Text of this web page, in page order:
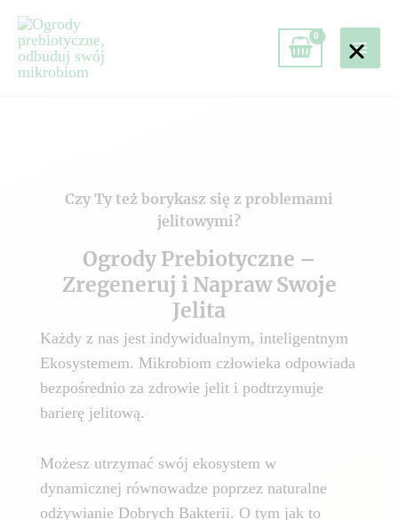
Czy Ty też borykasz się z problemami
jelitowymi?
Ogrody Prebiotyczne –
Zregeneruj i Napraw Swoje
Jelita
Każdy z nas jest indywidualnym, inteligentnym
Ekosystemem. Mikrobiom człowieka odpowiada
bezpośrednio za zdrowie jelit i podtrzymuje
barierę jelitową.
Możesz utrzymać swój ekosystem w
dynamicznej równowadze poprzez naturalne
odżywianie Dobrych Bakterii. O tym jak to